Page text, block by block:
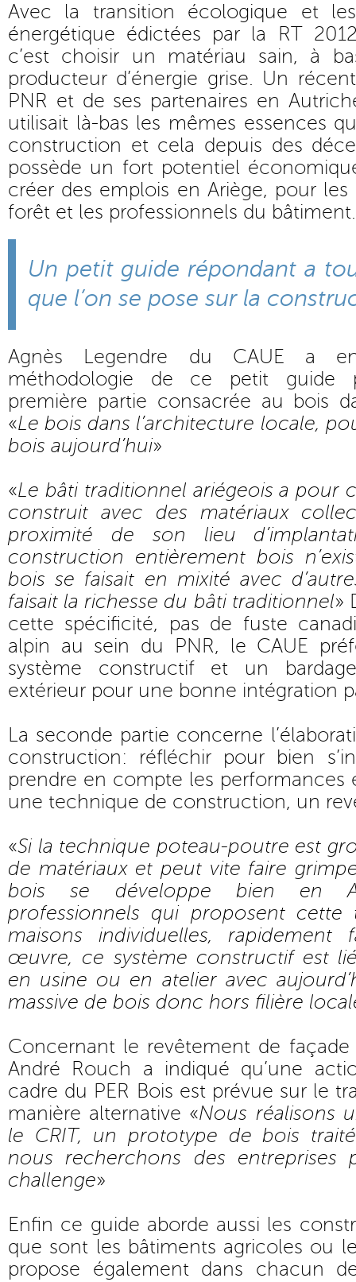
Avec la transition écologique et
énergétique édictées par la RT
c’est choisir un matériau sain, à
producteur d’énergie grise. Un
PNR et de ses partenaires en
utilisait là-bas les mêmes essences
construction et cela depuis des
possède un fort potentiel
créer des emplois en Ariège, pour
forêt et les professionnels du bâtiment.
Un petit guide répondant a
que l’on se pose sur la
Agnès Legendre du CAUE a
méthodologie de ce petit guide
première partie consacrée au bois
«Le bois dans l’architecture locale,
bois aujourd’hui»
«Le bâti traditionnel ariégeois a pour
construit avec des matériaux
proximité de son lieu
construction entièrement bois
bois se faisait en mixité avec
faisait la richesse du bâti traditionnel»
cette spécificité, pas de fuste
alpin au sein du PNR, le CAUE
système constructif et un
extérieur pour une bonne intégration
La seconde partie concerne
construction: réfléchir pour bien
prendre en compte les performances
une technique de construction, un
«Si la technique poteau-poutre est
de matériaux et peut vite faire
bois se développe bien en
professionnels qui proposent
maisons individuelles,
œuvre, ce système constructif est
en usine ou en atelier avec
massive de bois donc hors filière
Concernant le revêtement de façade
André Rouch a indiqué qu’une
cadre du PER Bois est prévue sur le
manière alternative «Nous réalisons
le CRIT, un prototype de bois
nous recherchons des entreprises
challenge»
Enfin ce guide aborde aussi les
que sont les bâtiments agricoles ou
propose également dans chacun